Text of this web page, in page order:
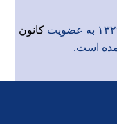
کانون
است.